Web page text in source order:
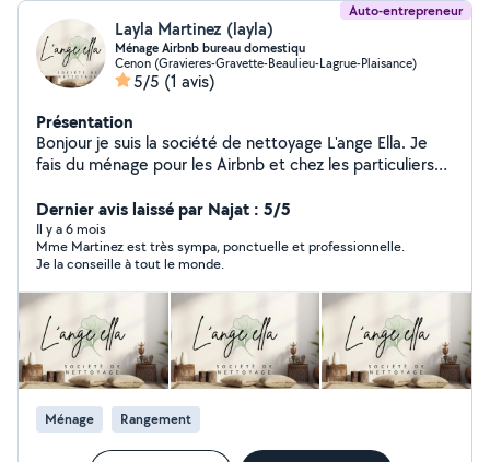
Auto-entrepreneur
Layla Martinez (layla)
Ménage Airbnb bureau domestiqu
Cenon (Gravieres-Gravette-Beaulieu-Lagrue-Plaisance)
5/5 (1 avis)
Présentation
Bonjour je suis la société de nettoyage L'ange Ella. Je
fais du ménage pour les Airbnb et chez les particuliers
jardin etc ), le ménage après les chantiers et le
nettoyage après les sinistres , je fait aussi le nettoyage
des logement chez les personnes qui ont le syndrome
de Diogène.
Dernier avis laissé par Najat : 5/5
Il y a 6 mois
Mme Martinez est très sympa, ponctuelle et professionnelle.
Je la conseille à tout le monde.
Ménage Rangement